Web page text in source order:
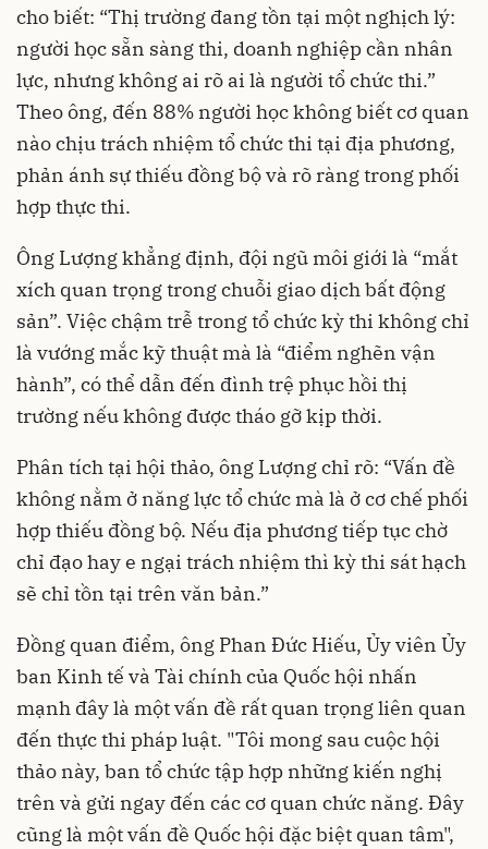
cho biết: “Thị trường đang tồn tại một nghịch lý:
người học sẵn sàng thi, doanh nghiệp cần nhân
lực, nhưng không ai rõ ai là người tổ chức thi.”
Theo ông, đến 88% người học không biết cơ quan
nào chịu trách nhiệm tổ chức thi tại địa phương,
phản ánh sự thiếu đồng bộ và rõ ràng trong phối
hợp thực thi.
Ông Lượng khẳng định, đội ngũ môi giới là “mắt
xích quan trọng trong chuỗi giao dịch bất động
sản”. Việc chậm trễ trong tổ chức kỳ thi không chỉ
là vướng mắc kỹ thuật mà là “điểm nghẽn vận
hành”, có thể dẫn đến đình trệ phục hồi thị
trường nếu không được tháo gỡ kịp thời.
Phân tích tại hội thảo, ông Lượng chỉ rõ: “Vấn đề
không nằm ở năng lực tổ chức mà là ở cơ chế phối
hợp thiếu đồng bộ. Nếu địa phương tiếp tục chờ
chỉ đạo hay e ngại trách nhiệm thì kỳ thi sát hạch
sẽ chỉ tồn tại trên văn bản.”
Đồng quan điểm, ông Phan Đức Hiếu, Ủy viên Ủy
ban Kinh tế và Tài chính của Quốc hội nhấn
mạnh đây là một vấn đề rất quan trọng liên quan
đến thực thi pháp luật. "Tôi mong sau cuộc hội
thảo này, ban tổ chức tập hợp những kiến nghị
trên và gửi ngay đến các cơ quan chức năng. Đây
cũng là một vấn đề Quốc hội đặc biệt quan tâm",